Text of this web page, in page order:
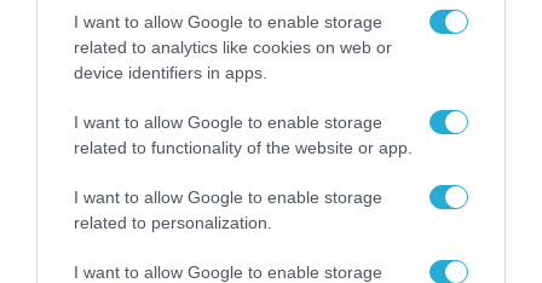
I want to allow Google to enable storage
related to analytics like cookies on web or
device identifiers in apps.
I want to allow Google to enable storage
related to functionality of the website or app.
I want to allow Google to enable storage
related to personalization.
I want to allow Google to enable storage
08.08.2026 | 09:02
του Αρκά για τα τατουάζ (φωτο)